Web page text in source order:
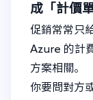
成「計價
促銷常常只
Azure 的計
方案相關。
你要問對方